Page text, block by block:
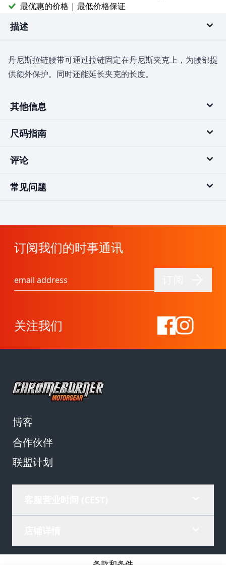
最优惠的价格 | 最低价格保证
描述
丹尼斯拉链腰带可通过拉链固定在丹尼斯夹克上，为腰部提
供额外保护。同时还能延长夹克的长度。
其他信息
尺码指南
评论
常见问题
订阅我们的时事通讯
关注我们
博客
合作伙伴
联盟计划